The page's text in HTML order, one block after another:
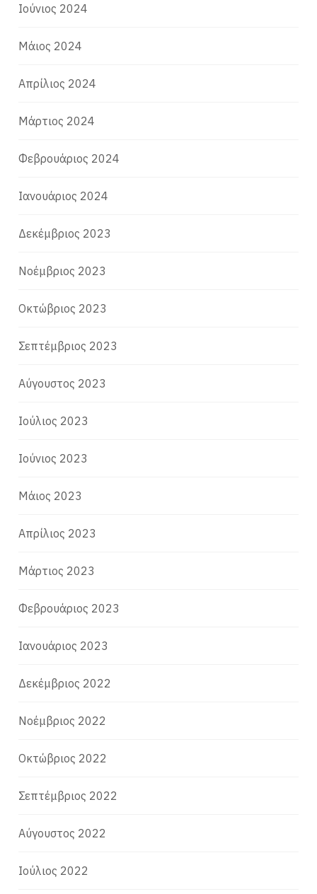
Ιούνιος 2024
Μάιος 2024
Απρίλιος 2024
Μάρτιος 2024
Φεβρουάριος 2024
Ιανουάριος 2024
Δεκέμβριος 2023
Νοέμβριος 2023
Οκτώβριος 2023
Σεπτέμβριος 2023
Αύγουστος 2023
Ιούλιος 2023
Ιούνιος 2023
Μάιος 2023
Απρίλιος 2023
Μάρτιος 2023
Φεβρουάριος 2023
Ιανουάριος 2023
Δεκέμβριος 2022
Νοέμβριος 2022
Οκτώβριος 2022
Σεπτέμβριος 2022
Αύγουστος 2022
Ιούλιος 2022